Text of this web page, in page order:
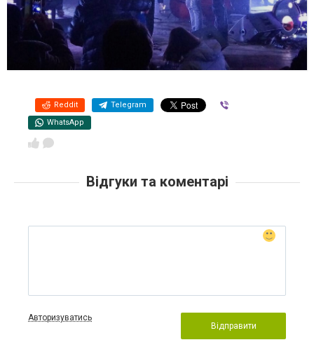
Reddit Telegram
WhatsApp
Відгуки та коментарі
Авторизуватись
Відправити